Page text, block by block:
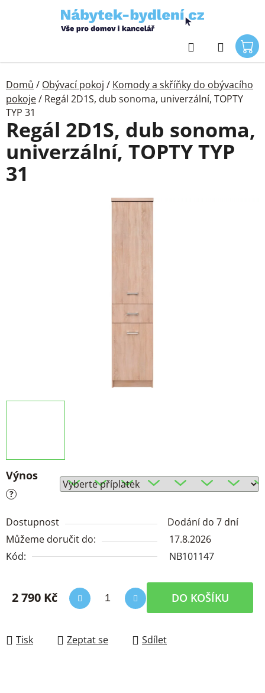
Hledat
Domů / Obývací pokoj / Komody a skříňky do obývacího
pokoje/ Regál 2D1S, dub sonoma, univerzální, TOPTY
TYP 31
Výnos
?
Dostupnost
Dodání do 7 dní
Můžeme doručit do:
17.8.2026
Kód:
NB101147
2 790 Kč DO KOŠÍKU
Tisk Zeptat se Sdílet
Regál 2D1S, dub sonoma,
univerzální, TOPTY TYP
31